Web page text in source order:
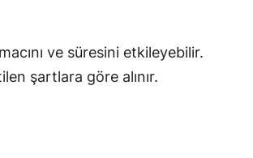
ve süresini etkileyebilir.
şartlara göre alınır.